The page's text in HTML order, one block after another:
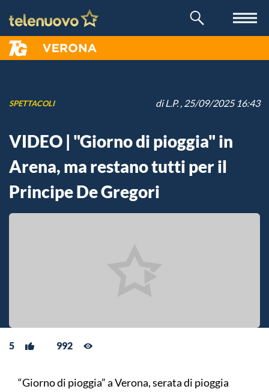
SPETTACOLI diL.P., 25/09/2025 16:43
VIDEO | "Giorno di pioggia" in
Arena, ma restano tutti per il
Principe De Gregori
5 992
“Giorno di pioggia” a Verona, serata di pioggia